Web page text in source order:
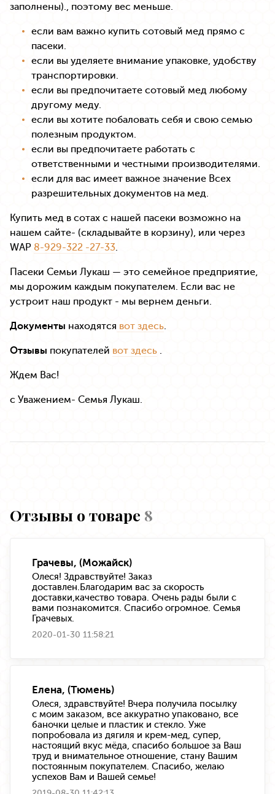
заполнены)., поэтому вес меньше.
если вам важно купить сотовый мед прямо с
пасеки.
если вы уделяете внимание упаковке, удобству
транспортировки.
если вы предпочитаете сотовый мед любому
другому меду.
если вы хотите побаловать себя и свою семью
полезным продуктом.
если вы предпочитаете работать с
ответственными и честными производителями.
если для вас имеет важное значение Всех
разрешительных документов на мед.
Купить мед в сотах с нашей пасеки возможно на
нашем сайте- (складывайте в корзину), или через
WAP 8-929-322 -27-33.
Пасеки Семьи Лукаш — это семейное предприятие,
мы дорожим каждым покупателем. Если вас не
устроит наш продукт - мы вернем деньги.
Документы находятся вот здесь.
Отзывы покупателей вот здесь .
Ждем Вас!
с Уважением- Семья Лукаш.
Отзывы о товаре 8
Грачевы, (Можайск)
Олеся! Здравствуйте! Заказ
доставлен.Благодарим вас за скорость
доставки,качество товара. Очень рады были с
вами познакомится. Спасибо огромное. Семья
Грачевых.
2020-01-30 11:58:21
Елена, (Тюмень)
Олеся, здравствуйте! Вчера получила посылку
с моим заказом, все аккуратно упаковано, все
баночки целые и пластик и стекло. Уже
попробовала из дягиля и крем-мед, супер,
настоящий вкус мёда, спасибо большое за Ваш
труд и внимательное отношение, стану Вашим
постоянным покупателем. Спасибо, желаю
успехов Вам и Вашей семье!